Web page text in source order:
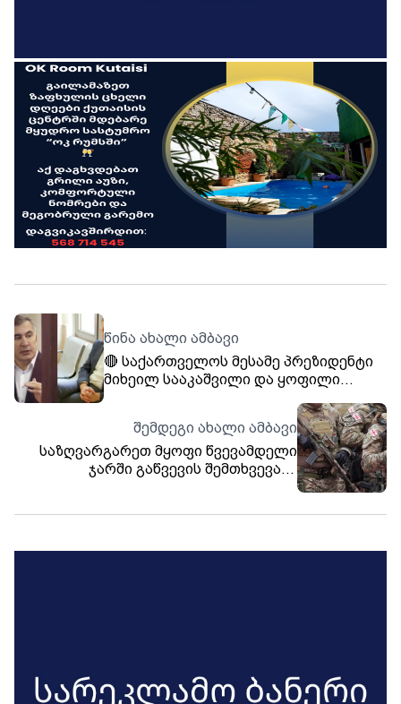
წინა ახალი ამბავი
🔴 საქართველოს მესამე პრეზიდენტი
მიხეილ სააკაშვილი და ყოფილი
სასამართლო პროცესზე ერთმანეთს
დაუპირისპირდნენ.
შემდეგი ახალი ამბავი
საზღვარგარეთ მყოფი წვევამდელი
ჯარში გაწვევის შემთხვევაში